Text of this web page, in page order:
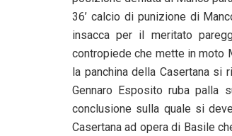
36’ calcio di punizione di
insacca per il meritato
contropiede che mette in moto
la panchina della Casertana si
Gennaro Esposito ruba palla
conclusione sulla quale si
Casertana ad opera di Basile